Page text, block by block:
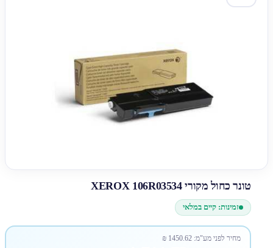
טונר כחול מקורי XEROX 106R03534
זמינות: קיים במלאי
מחיר לפני מע"מ:1450.62
₪